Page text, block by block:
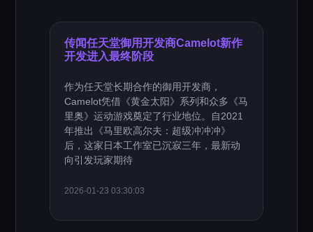
传闻任天堂御用开发商Camelot新作
开发进入最终阶段
作为任天堂长期合作的御用开发商，
Camelot凭借《黄金太阳》系列和众多《马
里奥》运动游戏奠定了行业地位。自2021
年推出《马里欧高尔夫：超级冲冲冲》
后，这家日本工作室已沉寂三年，最新动
向引发玩家期待
2026-01-23 03:30:03